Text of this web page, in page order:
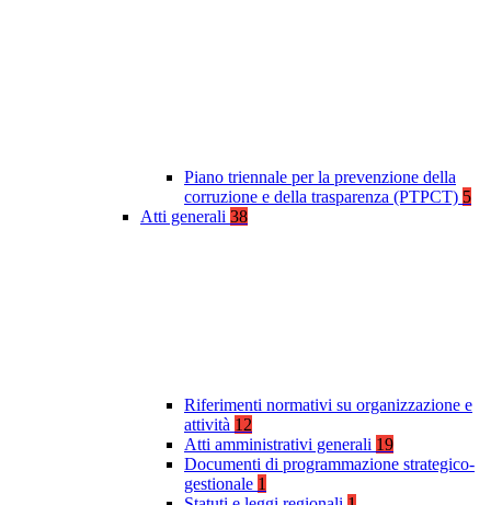
Piano triennale per la prevenzione della
corruzione e della trasparenza (PTPCT) 5
Atti generali 38
Riferimenti normativi su organizzazione e
attività 12
Atti amministrativi generali 19
Documenti di programmazione strategico-
gestionale 1